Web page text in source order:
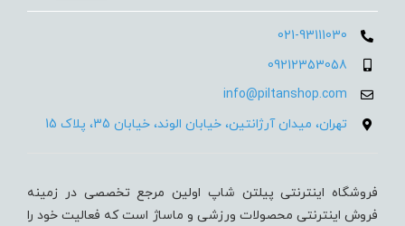
021-93111030
09212353058
info@piltanshop.com
تهران، میدان آرژانتین، خیابان الوند، خیابان 35، پلاک 15
فروشگاه اینترنتی پیلتن شاپ اولین مرجع تخصصی در زمینه
فروش اینترنتی محصولات ورزشی و ماساژ است که فعالیت خود را